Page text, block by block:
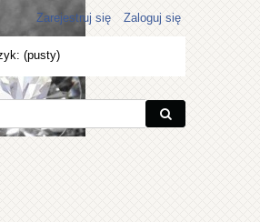
Zarejestruj się Zaloguj się
(pusty)